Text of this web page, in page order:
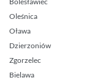
Oleśnica
Oława
Dzierzoniów
Zgorzelec
Bielawa